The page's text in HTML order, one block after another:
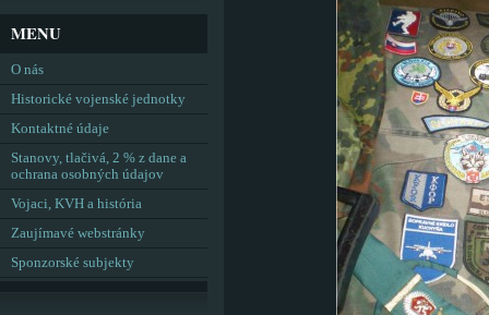
MENU
O nás
Historické vojenské jednotky
Kontaktné údaje
Stanovy, tlačivá, 2 % z dane a
ochrana osobných údajov
Vojaci, KVH a história
Zaujímavé webstránky
Sponzorské subjekty